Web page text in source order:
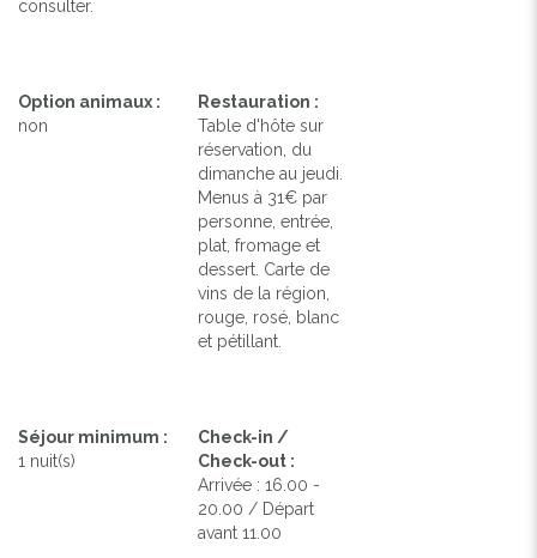
consulter.
Option animaux :
non
Restauration :
Table d'hôte sur
réservation, du
dimanche au jeudi.
Menus à 31€ par
personne, entrée,
plat, fromage et
dessert. Carte de
vins de la région,
rouge, rosé, blanc
et pétillant.
Séjour minimum :
1 nuit(s)
Check-in /
Check-out :
Arrivée : 16.00 -
20.00 / Départ
avant 11.00